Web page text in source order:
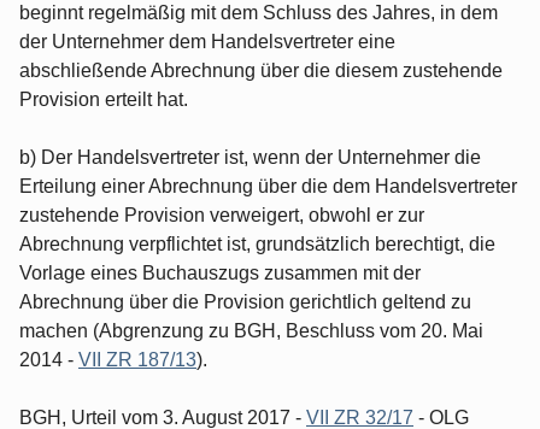
beginnt regelmäßig mit dem Schluss des Jahres, in dem
der Unternehmer dem Handelsvertreter eine
abschließende Abrechnung über die diesem zustehende
Provision erteilt hat.
b) Der Handelsvertreter ist, wenn der Unternehmer die
Erteilung einer Abrechnung über die dem Handelsvertreter
zustehende Provision verweigert, obwohl er zur
Abrechnung verpflichtet ist, grundsätzlich berechtigt, die
Vorlage eines Buchauszugs zusammen mit der
Abrechnung über die Provision gerichtlich geltend zu
machen (Abgrenzung zu BGH, Beschluss vom 20. Mai
2014 - VII ZR 187/13).
BGH, Urteil vom 3. August 2017 - VII ZR 32/17 - OLG